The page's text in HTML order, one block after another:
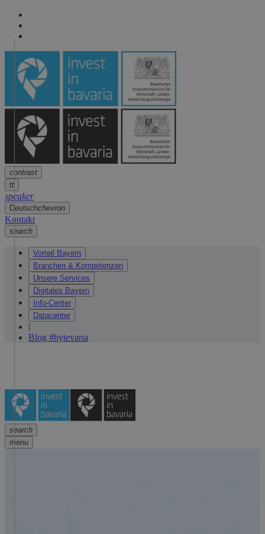
contrast
tt
speaker
Deutschchevron
Kontakt
search
Vorteil Bayern
Branchen & Kompetenzen
Unsere Services
Digitales Bayern
Info-Center
Datacenter
|
Blog #bytevaria
search
menu